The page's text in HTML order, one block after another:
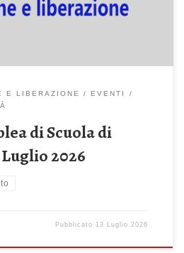
[…]
E LIBERAZIONE
EVENTI
di Scuola di
2026
Pubblicato 13 Luglio 2026